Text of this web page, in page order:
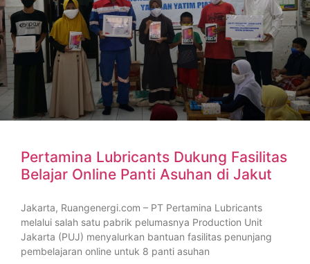
Pertamina Lubricants Dukung Fasilitas
Belajar Online Panti Asuhan di Jakut
Jakarta, Ruangenergi.com – PT Pertamina Lubricants
melalui salah satu pabrik pelumasnya Production Unit
Jakarta (PUJ) menyalurkan bantuan fasilitas penunjang
pembelajaran online untuk 8 panti asuhan